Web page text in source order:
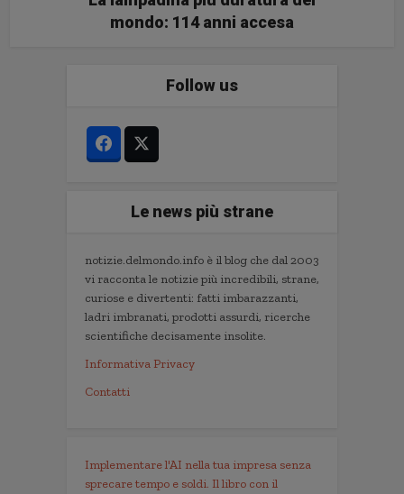
mondo: 114 anni accesa
Follow us
Le news più strane
notizie.delmondo.info è il blog che dal 2003
vi racconta le notizie più incredibili, strane,
curiose e divertenti: fatti imbarazzanti,
ladri imbranati, prodotti assurdi, ricerche
scientifiche decisamente insolite.
Informativa Privacy
Contatti
Implementare l'AI nella tua impresa senza
sprecare tempo e soldi. Il libro con il